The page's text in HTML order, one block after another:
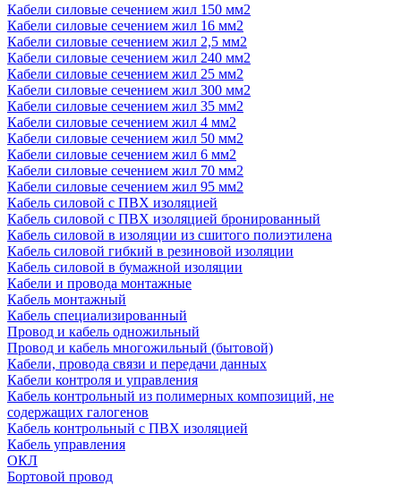
Кабели силовые сечением жил 150 мм2
Кабели силовые сечением жил 16 мм2
Кабели силовые сечением жил 2,5 мм2
Кабели силовые сечением жил 240 мм2
Кабели силовые сечением жил 25 мм2
Кабели силовые сечением жил 300 мм2
Кабели силовые сечением жил 35 мм2
Кабели силовые сечением жил 4 мм2
Кабели силовые сечением жил 50 мм2
Кабели силовые сечением жил 6 мм2
Кабели силовые сечением жил 70 мм2
Кабели силовые сечением жил 95 мм2
Кабель силовой с ПВХ изоляцией
Кабель силовой с ПВХ изоляцией бронированный
Кабель силовой в изоляции из сшитого полиэтилена
Кабель силовой гибкий в резиновой изоляции
Кабель силовой в бумажной изоляции
Кабели и провода монтажные
Кабель монтажный
Кабель специализированный
Провод и кабель одножильный
Провод и кабель многожильный (бытовой)
Кабели, провода связи и передачи данных
Кабели контроля и управления
Кабель контрольный из полимерных композиций, не
содержащих галогенов
Кабель контрольный с ПВХ изоляцией
Кабель управления
ОКЛ
Бортовой провод